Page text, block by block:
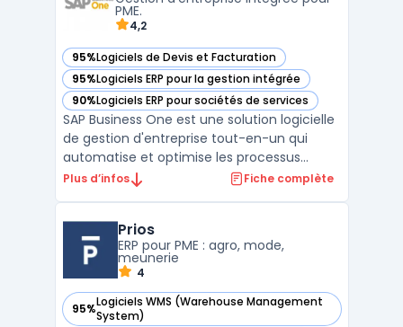
d'une entrepris ...
PME.
4,2
95%Logiciels de Devis et Facturation
— voir SAP Business One dans cette catégorie
95%Logiciels ERP pour la gestion intégrée
— voir SAP Business One dans cette catégorie
90%Logiciels ERP pour sociétés de services
— voir SAP Business One dans cette catégorie
SAP Business One est une solution logicielle
de gestion d'entreprise tout-en-un qui
automatise et optimise les processus
métier clés, y compris la gestion des stocks,
maximiser leur productivité, à améliorer leur
Plus d’infos Fiche complète
Prios
ERP pour PME : agro, mode,
meunerie
4
95%Logiciels WMS (Warehouse Management
System)
— voir Prios dans cette catégorie